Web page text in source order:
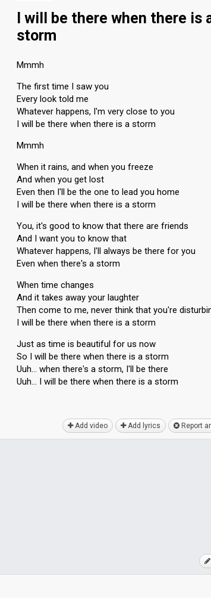
I will be there when there is
storm
Mmmh
The first time I saw you
Every look told me
Whatever happens, I'm very close to you
I will be there when there is a storm
Mmmh
When it rains, and when you freeze
And when you get lost
Even then I'll be the one to lead you home
I will be there when there is a storm
You, it's good to know that there are friends
And I want you to know that
Whatever happens, I'll always be there for you
Even when there's a storm
When time changes
And it takes away your laughter
Then come to me, never think that you're
I will be there when there is a storm
Just as time is beautiful for us now
So I will be there when there is a storm
Uuh… when there's a storm, I'll be there
Uuh… I will be there when there is а ѕtorm
Add video Add lyrics Report